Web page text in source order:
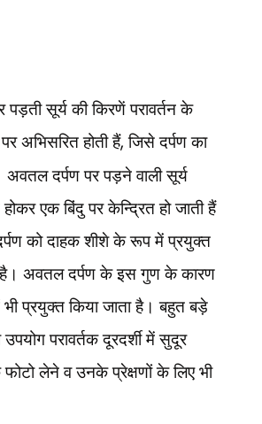
सूर्य की किरणें परावर्तन के
अभिसरित होती हैं,जिसे दर्पण का
दर्पण पर पड़ने वाली सूर्य
एक बिंदु पर केन्द्रित हो जाती हैं
को दाहक शीशे के रूप में प्रयुक्त
है। अवतल दर्पण के इस गुण के कारण
प्रयुक्त किया जाता है। बहुत बड़े
परावर्तक दूरदर्शी में सुदूर
लेने व उनके प्रेक्षणों के लिए भी